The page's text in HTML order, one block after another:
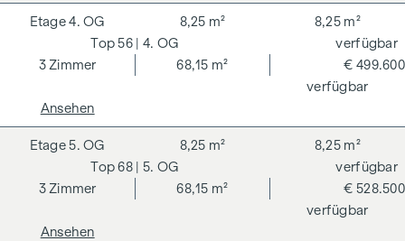
56 | 4. OG
4. OG
3Zimmer 68,15 m²
8,25 m² 8,25 m²
€ 499.600
verfügbar
verfügbar
Ansehen
68 | 5. OG
5. OG
3Zimmer 68,15 m²
8,25 m² 8,25 m²
€ 528.500
verfügbar
verfügbar
Ansehen